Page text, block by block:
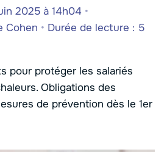
2025 à 14h04 •
Cohen • Durée de lecture : 5
pour protéger les salariés
Obligations des
de prévention dès le 1er